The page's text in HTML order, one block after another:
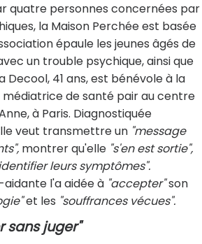
quatre personnes concernées par
la Maison Perchée est basée
épaule les jeunes âgés de
un trouble psychique, ainsi que
Decool, 41 ans, est bénévole à la
médiatrice de santé pair au centre
à Paris. Diagnostiquée
veut transmettre un "message
montrer qu'elle "s'en est sortie",
leurs symptômes".
l'a aidée à "accepter"son
et les "souffrances vécues".
sans juger"